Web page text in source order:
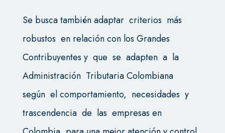
Se busca también adaptar criterios más
robustos en relación con los Grandes
Contribuyentes y que se adapten a la
Administración Tributaria Colombiana
según el comportamiento, necesidades y
trascendencia de las empresas en